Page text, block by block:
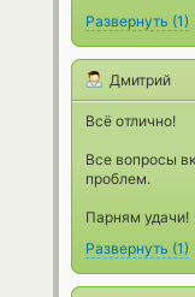
Развернуть (1)
Дмитрий
Всё отлично!
Все вопросы
проблем.
Парням удачи!
Развернуть (1)